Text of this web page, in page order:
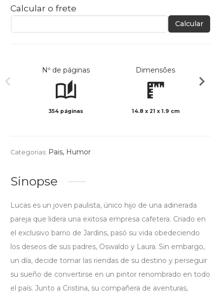
Calcular o frete
Calcular
Nº de páginas
354 páginas
Dimensões
14.8 x 21 x 1.9 cm
Categorias: Pais, Humor
Sinopse
Lucas es un joven paulista, único hijo de una adinerada
pareja que lidera una exitosa empresa cafetera. Criado en
el exclusivo barrio de Jardins, pasó su vida obedeciendo
los deseos de sus padres, Oswaldo y Laura. Sin embargo,
un día, decide tomar las riendas de su destino y perseguir
su sueño de convertirse en un pintor renombrado en todo
el país. Junto a Cristina, su compañera de aventuras,